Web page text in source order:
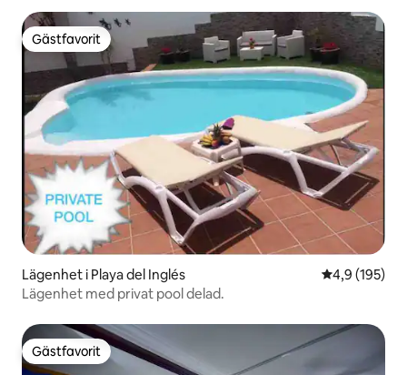
Gästfavorit
Gästfavorit
Lägenhet i Playa del Inglés 4,9 av 5 i
4,9 (195)
Lägenhet med privat pool delad.
Gästfavorit
Gästfavorit